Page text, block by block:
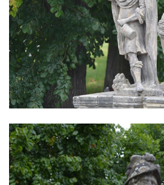
Sloup Panny Marie v Sokolově
Sloup Nejsvětější Trojice v Rumburku
Sloup Nejsvětější Trojice ve Šluknově
Sloup Nejsvětější Trojice v Kadani